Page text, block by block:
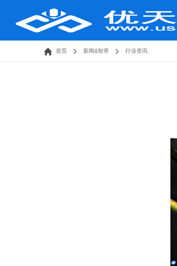
首页 新闻&智库 行业资讯